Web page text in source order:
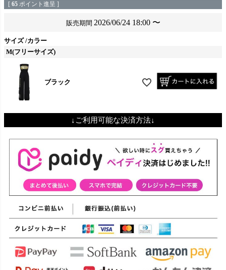
[ 65 ポイント進呈 ]
販売期間 2026/06/24 18:00 〜
サイズ カラー
M(フリーサイズ)
ブラック
↓ご利用可能な決済方法↓